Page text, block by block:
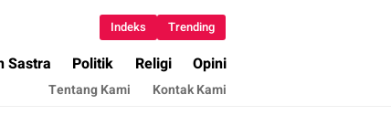
Indeks Trending
Sastra Politik Religi Opini
Tentang Kami Kontak Kami